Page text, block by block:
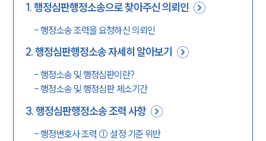
1.행정심판행정소송으로 찾아주신 의뢰인
-행정소송 조력을 요청하신 의뢰인
2.행정심판행정소송 자세히 알아보기
-행정소송 및 행정심판이란?
-행정소송 및 행정심판 제소기간
3.행정심판행정소송 조력 사항
-행정변호사 조력 ① 설정 기준 위반